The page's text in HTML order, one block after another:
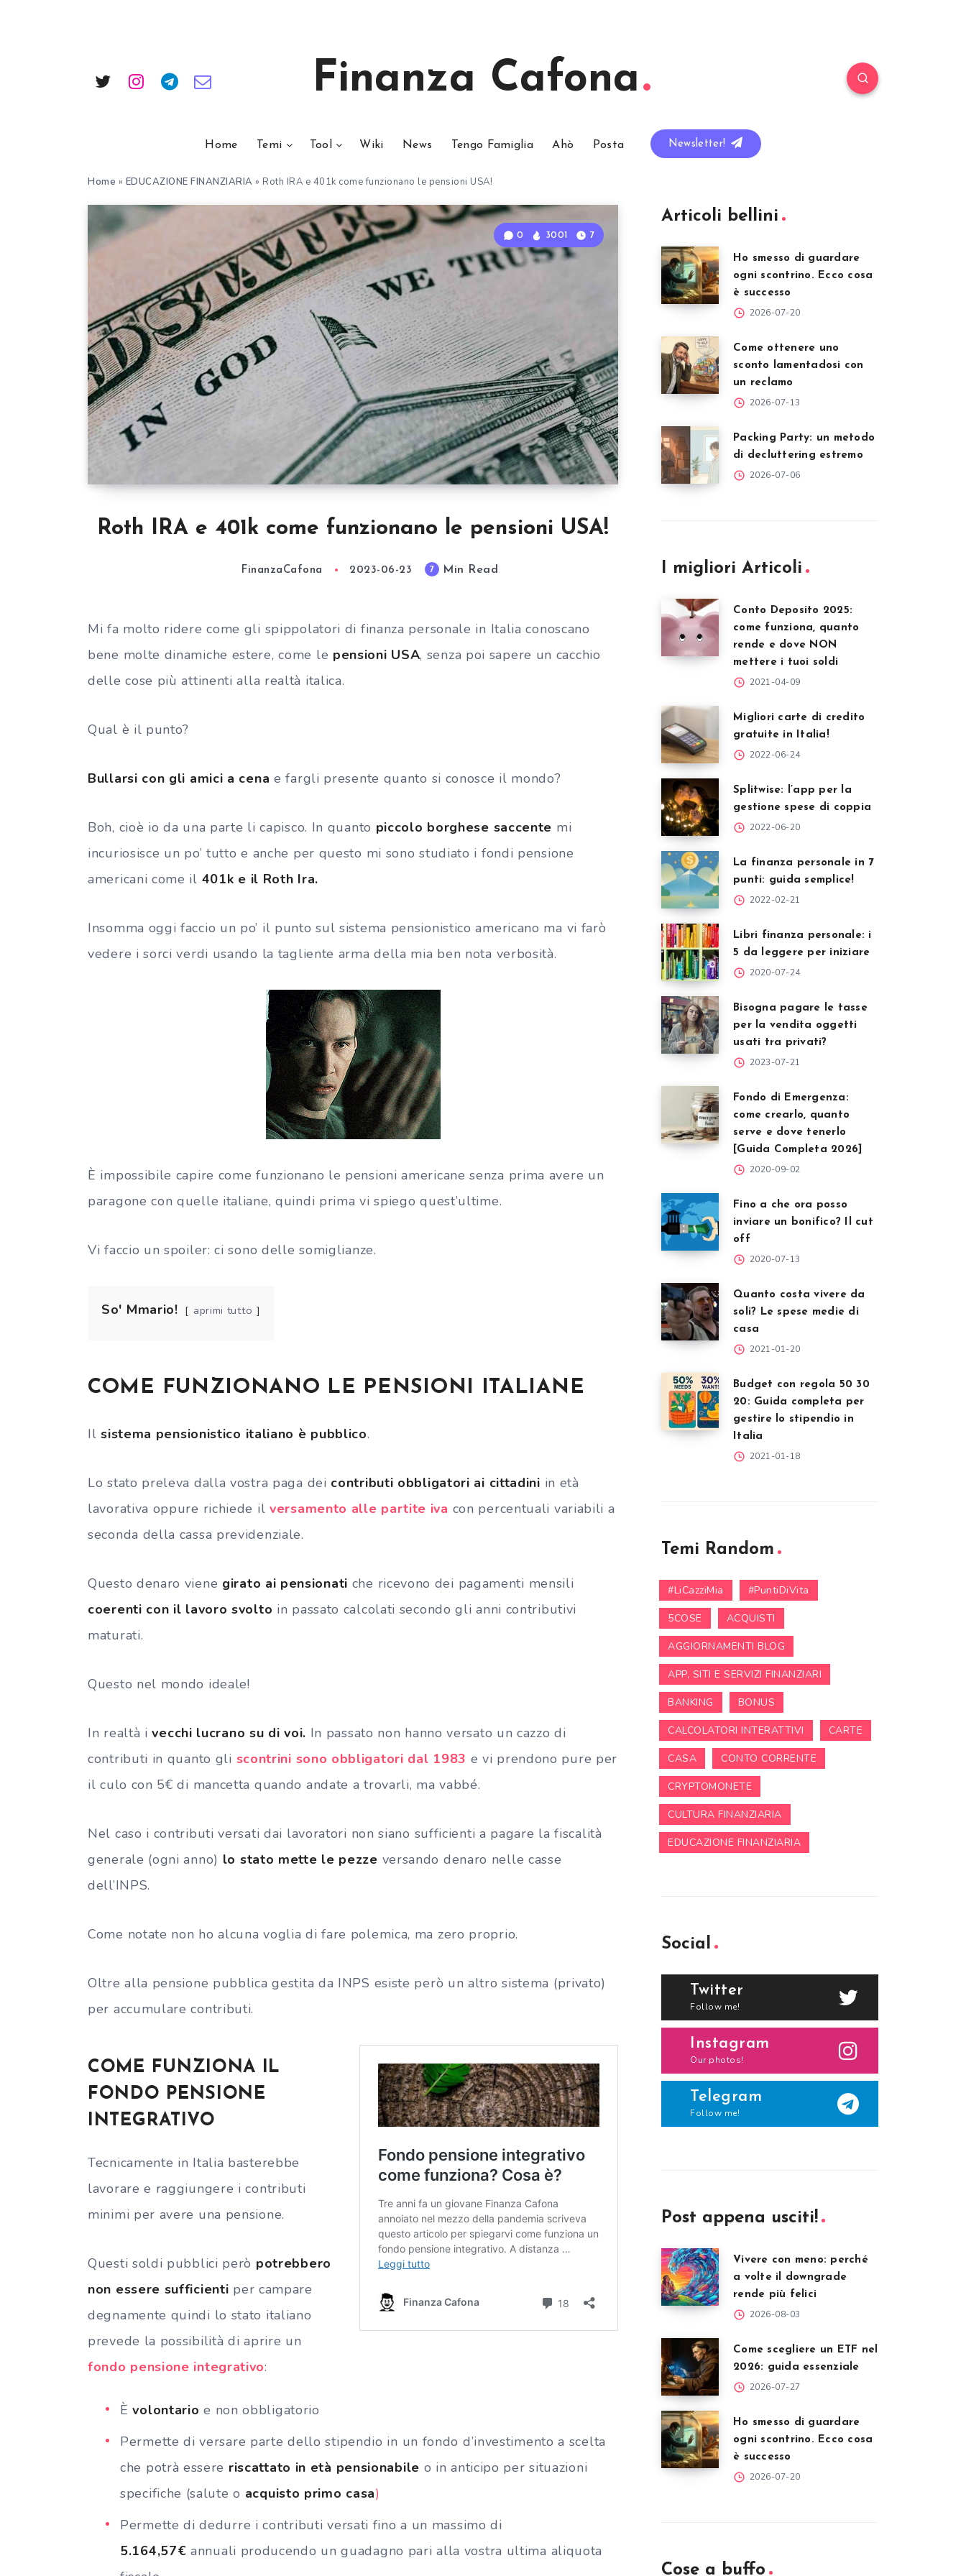
Finanza Cafona
Home Temi Tool Wiki News Tengo Famiglia Ahò Posta Newsletter!
Home » EDUCAZIONE FINANZIARIA » Roth IRA e 401k come funzionano le pensioni USA!
0 3001 7
Roth IRA e 401k come funzionano le pensioni USA!
FinanzaCafona 2023-06-23 7 Min Read
Mi fa molto ridere come gli spippolatori di finanza personale in Italia conoscano
bene molte dinamiche estere, come le pensioni USA, senza poi sapere un cacchio
delle cose più attinenti alla realtà italica.
Qual è il punto?
Bullarsi con gli amici a cena e fargli presente quanto si conosce il mondo?
Boh, cioè io da una parte li capisco. In quanto piccolo borghese saccente mi
incuriosisce un po’ tutto e anche per questo mi sono studiato i fondi pensione
americani come il 401k e il Roth Ira.
Insomma oggi faccio un po’ il punto sul sistema pensionistico americano ma vi farò
vedere i sorci verdi usando la tagliente arma della mia ben nota verbosità.
È impossibile capire come funzionano le pensioni americane senza prima avere un
paragone con quelle italiane, quindi prima vi spiego quest’ultime.
Vi faccio un spoiler: ci sono delle somiglianze.
So' Mmario! aprimi tutto
COME FUNZIONANO LE PENSIONI ITALIANE
Ilsistema pensionistico italiano è pubblico.
Lo stato preleva dalla vostra paga dei contributi obbligatori ai cittadini in età
lavorativa oppure richiede il versamento alle partite iva con percentuali variabili a
seconda della cassa previdenziale.
Questo denaro viene girato ai pensionati che ricevono dei pagamenti mensili
coerenti con il lavoro svolto in passato calcolati secondo gli anni contributivi
maturati.
Questo nel mondo ideale!
In realtà ivecchi lucrano su di voi. In passato non hanno versato un cazzo di
contributi in quanto gli scontrini sono obbligatori dal 1983 e vi prendono pure per
il culo con 5€ di mancetta quando andate a trovarli, ma vabbé.
Nel caso i contributi versati dai lavoratori non siano sufficienti a pagare la fiscalità
generale (ogni anno) lo stato mette le pezze versando denaro nelle casse
dell’INPS.
Come notate non ho alcuna voglia di fare polemica, ma zero proprio.
Oltre alla pensione pubblica gestita da INPS esiste però un altro sistema (privato)
per accumulare contributi.
COME FUNZIONA IL
FONDO PENSIONE
INTEGRATIVO
Tecnicamente in Italia basterebbe
lavorare e raggiungere i contributi
minimi per avere una pensione.
Questi soldi pubblici però potrebbero
non essere sufficienti per campare
degnamente quindi lo stato italiano
prevede la possibilità di aprire un
fondo pensione integrativo:
Èvolontario e non obbligatorio
Permette di versare parte dello stipendio in un fondo d’investimento a scelta
che potrà essere riscattato in età pensionabile o in anticipo per situazioni
specifiche (salute o acquisto primo casa)
Permette di dedurre i contributi versati fino a un massimo di
5.164,57€ annuali producendo un guadagno pari alla vostra ultima aliquota
Articoli bellini
Ho smesso di guardare
ogni scontrino. Ecco cosa
è successo
2026-07-20
Come ottenere uno
sconto lamentadosi con
un reclamo
2026-07-13
Packing Party: un metodo
di decluttering estremo
2026-07-06
I migliori Articoli
Conto Deposito 2025:
come funziona, quanto
rende e dove NON
mettere i tuoi soldi
2021-04-09
Migliori carte di credito
gratuite in Italia!
2022-06-24
Splitwise: l’app per la
gestione spese di coppia
2022-06-20
La finanza personale in 7
punti: guida semplice!
2022-02-21
Libri finanza personale: i
5 da leggere per iniziare
2020-07-24
Bisogna pagare le tasse
per la vendita oggetti
usati tra privati?
2023-07-21
Fondo di Emergenza:
come crearlo, quanto
serve e dove tenerlo
[Guida Completa 2026]
2020-09-02
Fino a che ora posso
inviare un bonifico? Il cut
off
2020-07-13
Quanto costa vivere da
soli? Le spese medie di
casa
2021-01-20
Budget con regola 50 30
20: Guida completa per
gestire lo stipendio in
Italia
2021-01-18
Temi Random
#LiCazziMia #PuntiDiVita
5COSE ACQUISTI
AGGIORNAMENTI BLOG
APP, SITI E SERVIZI FINANZIARI
BANKING BONUS
CALCOLATORI INTERATTIVI CARTE
CASA CONTO CORRENTE
CRYPTOMONETE
CULTURA FINANZIARIA
EDUCAZIONE FINANZIARIA
Social
Twitter
Follow me!
Instagram
Our photos!
Telegram
Follow me!
Post appena usciti!
Vivere con meno: perché
a volte il downgrade
rende più felici
2026-08-03
Come scegliere un ETF nel
2026: guida essenziale
2026-07-27
Ho smesso di guardare
ogni scontrino. Ecco cosa
è successo
2026-07-20
Cose a buffo